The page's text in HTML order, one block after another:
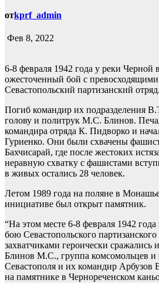
отkprf_admin
Фев 8, 2022
6-8 февраля 1942 года у реки
ожесточенный бой с превосходящими
Севастопольский партизанский отряд.
Погиб командир их подразделения
голову и политрук М.С. Блинов.
командира отряда К. Пидворко и
Гуриенко. Они были схвачены
Бахчисарай, где после жестоких
неравную схватку с фашистами
в живых остались 28 человек.
Летом 1989 года на поляне в
инициативе был открыт памятник.
“На этом месте 6-8 февраля 1942
бою Севастопольского
захватчиками героически сражались
Блинов М.С., группа комсомольцев и
Севастополя и их командир Арбузов
на памятнике в Чернореченском